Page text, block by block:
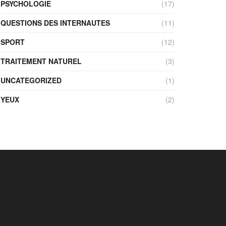
PSYCHOLOGIE
(17)
QUESTIONS DES INTERNAUTES
(11)
SPORT
(12)
TRAITEMENT NATUREL
(3)
UNCATEGORIZED
(1)
YEUX
(2)